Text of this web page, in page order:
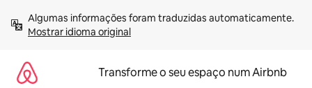
para
Mostrar idioma original
Transforme o seu espaço num Airbnb